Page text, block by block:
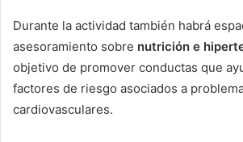
Durante la actividad también habrá
asesoramiento sobre nutrición e
objetivo de promover conductas que
factores de riesgo asociados a
cardiovasculares.